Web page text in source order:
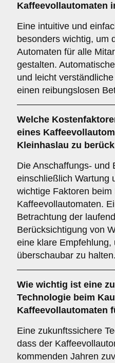
Kaffeevollautomaten
Eine intuitive und
besonders wichtig, um
Automaten für alle
gestalten.
und leicht
einen reibungslosen
Welche
eines
Kleinhaslau zu
Die Anschaffungs- und
einschließlich Wartung
wichtige Faktoren beim
Kaffeevollautomaten.
Betrachtung der
Berücksichtigung von
eine klare Empfehlung,
überschaubar zu halten.
Wie wichtig ist eine
Technologie beim
Kaffeevollautomaten
Eine zukunftssichere
dass der
kommenden Jahren